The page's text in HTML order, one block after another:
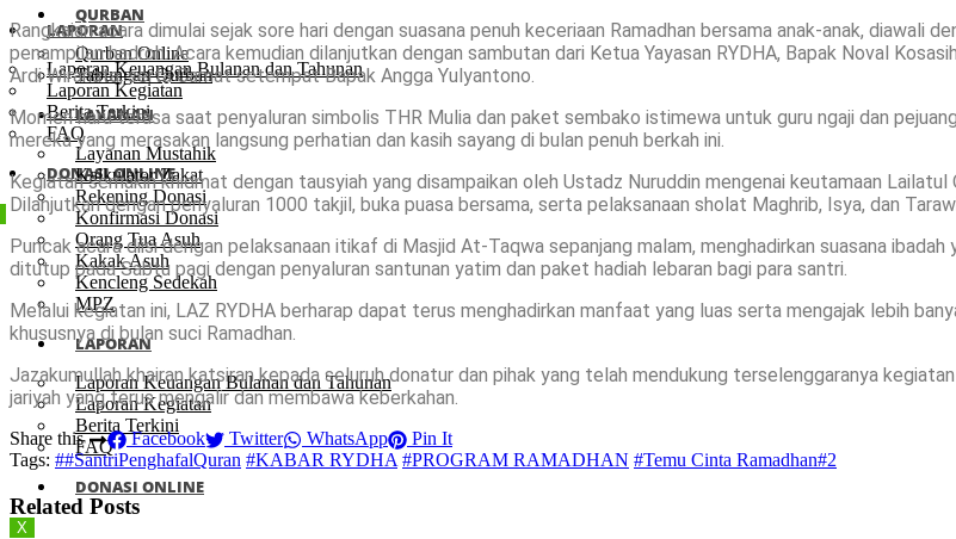
LAPORAN
Laporan Keuangan Bulanan dan Tahunan
Laporan Kegiatan
Berita Terkini
FAQ
DONASI ONLINE
QURBAN
Qurban Online
Tabungan Qurban
LAYANAN
Layanan Mustahik
Kalkulator Zakat
Rekening Donasi
Konfirmasi Donasi
Orang Tua Asuh
Kakak Asuh
Kencleng Sedekah
MPZ
LAPORAN
Laporan Keuangan Bulanan dan Tahunan
Laporan Kegiatan
Berita Terkini
FAQ
DONASI ONLINE
X
Rangkaian acara dimulai sejak sore hari dengan suasana penuh keceriaan Ramadhan bersama anak-anak, diawali
penampilan hadroh. Acara kemudian dilanjutkan dengan sambutan dari Ketua Yayasan RYDHA, Bapak Noval
Ardi Wiranata, serta Camat setempat Bapak Angga Yulyantono.
Momen haru terasa saat penyaluran simbolis THR Mulia dan paket sembako istimewa untuk guru ngaji dan
mereka yang merasakan langsung perhatian dan kasih sayang di bulan penuh berkah ini.
Kegiatan semakin khidmat dengan tausyiah yang disampaikan oleh Ustadz Nuruddin mengenai keutamaan
Dilanjutkan dengan penyaluran 1000 takjil, buka puasa bersama, serta pelaksanaan sholat Maghrib, Isya, dan
Puncak acara diisi dengan pelaksanaan itikaf di Masjid At-Taqwa sepanjang malam, menghadirkan suasana
ditutup pada Sabtu pagi dengan penyaluran santunan yatim dan paket hadiah lebaran bagi para santri.
Melalui kegiatan ini, LAZ RYDHA berharap dapat terus menghadirkan manfaat yang luas serta mengajak lebih
khususnya di bulan suci Ramadhan.
Jazakumullah khairan katsiran kepada seluruh donatur dan pihak yang telah mendukung terselenggaranya
jariyah yang terus mengalir dan membawa keberkahan.
Share this Facebook Twitter WhatsApp
Pin It
Tags: ##SantriPenghafalQuran #KABAR RYDHA #PROGRAM RAMADHAN #Temu Cinta Ramadhan#2
Related Posts